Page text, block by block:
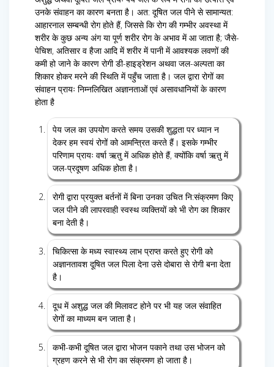
उनके संवाहन का कारण बनता है। अत: दूषित जल पीने से सामान्यत:
आहारनाल सम्बन्धी रोग होते हैं, जिससे कि रोग की गम्भीर अवस्था में
शरीर के कुछ अन्य अंग या पूर्ण शरीर रोग के अभाव में आ जाता है; जैसे-
पेचिश, अतिसार व हैजा आदि में शरीर में पानी में आवश्यक लवणों की
कमी हो जाने के कारण रोगी डी-हाइड्रेशन अथवा जल-अल्पता का
शिकार होकर मरने की स्थिति में पहुँच जाता है। जल द्वारा रोगों का
संवाहन प्रायः निम्नलिखित अज्ञानताओं एवं असावधानियों के कारण
होता है
पेय जल का उपयोग करते समय उसकी शुद्धता पर ध्यान न
देकर हम स्वयं रोगों को आमन्त्रित करते हैं। इसके गम्भीर
परिणाम प्रायः वर्षा ऋतु में अधिक होते हैं, क्योंकि वर्षा ऋतु में
जल-प्रदूषण अधिक होता है।
रोगी द्वारा प्रयुक्त बर्तनों में बिना उनका उचित नि:संक्रमण किए
जल पीने की लापरवाही स्वस्थ व्यक्तियों को भी रोग का शिकार
बना देती है।
चिकित्सा के मध्य स्वास्थ्य लाभ प्राप्त करते हुए रोगी को
अज्ञानतावश दूषित जल पिला देना उसे दोबारा से रोगी बना देता
है।
दूध में अशुद्ध जल की मिलावट होने पर भी यह जल संवाहित
रोगों का माध्यम बन जाता है।
कभी-कभी दूषित जल द्वारा भोजन पकाने तथा उस भोजन को
ग्रहण करने से भी रोग का संक्रमण हो जाता है।